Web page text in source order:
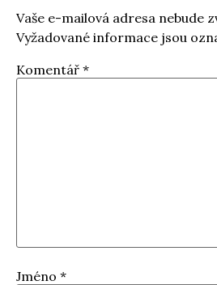
Vaše e-mailová adresa nebude
Vyžadované informace jsou
Komentář *
Jméno *